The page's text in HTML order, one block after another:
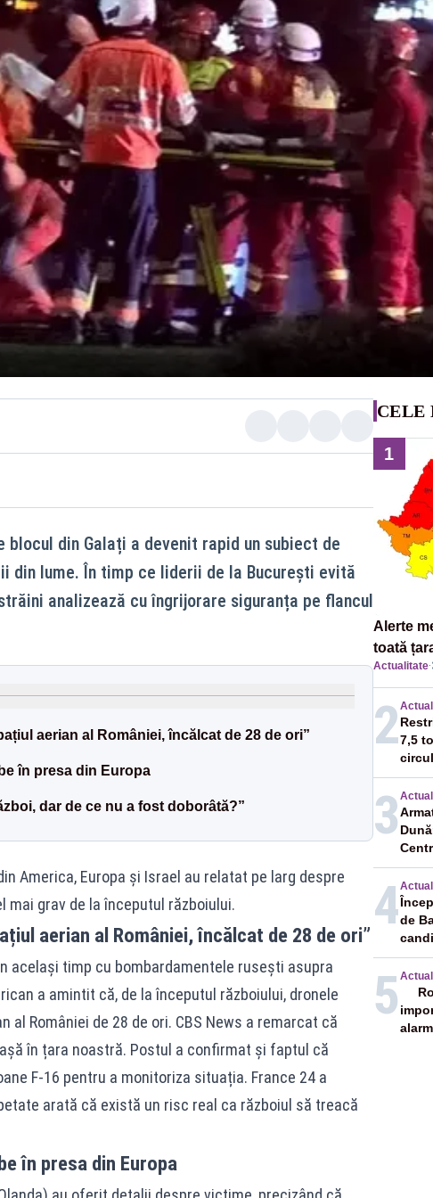
din Galați a devenit rapid un subiect de
din lume. În timp ce liderii de la București evită
analizează cu îngrijorare siguranța pe flancul
aerian al României, încălcat de 28 de ori”
în presa din Europa
dar de ce nu a fost doborâtă?”
America, Europa și Israel au relatat pe larg despre
mai grav de la începutul războiului.
aerian al României, încălcat de 28 de ori”
același timp cu bombardamentele rusești asupra
a amintit că, de la începutul războiului, dronele
României de 28 de ori. CBS News a remarcat că
în țara noastră. Postul a confirmat și faptul că
F-16 pentru a monitoriza situația. France 24 a
arată că există un risc real ca războiul să treacă
în presa din Europa
1
Alerte
toată
Actualitate·
27,5
3
4de
5